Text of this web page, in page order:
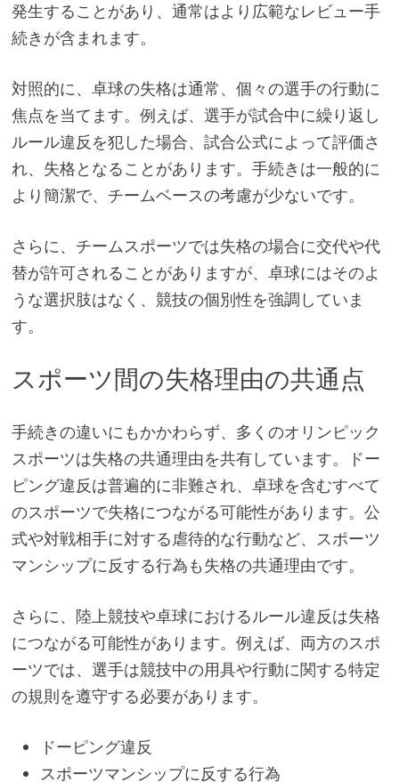
発生することがあり、通常はより広範なレビュー手
続きが含まれます。
対照的に、卓球の失格は通常、個々の選手の行動に
焦点を当てます。例えば、選手が試合中に繰り返し
ルール違反を犯した場合、試合公式によって評価さ
れ、失格となることがあります。手続きは一般的に
より簡潔で、チームベースの考慮が少ないです。
さらに、チームスポーツでは失格の場合に交代や代
替が許可されることがありますが、卓球にはそのよ
うな選択肢はなく、競技の個別性を強調していま
す。
スポーツ間の失格理由の共通点
手続きの違いにもかかわらず、多くのオリンピック
スポーツは失格の共通理由を共有しています。ドー
ピング違反は普遍的に非難され、卓球を含むすべて
のスポーツで失格につながる可能性があります。公
式や対戦相手に対する虐待的な行動など、スポーツ
マンシップに反する行為も失格の共通理由です。
さらに、陸上競技や卓球におけるルール違反は失格
につながる可能性があります。例えば、両方のスポ
ーツでは、選手は競技中の用具や行動に関する特定
の規則を遵守する必要があります。
ドーピング違反
スポーツマンシップに反する行為